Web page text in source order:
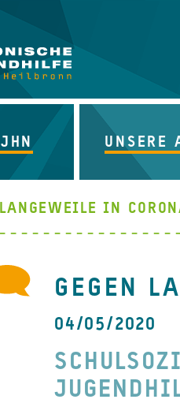
UNSERE
IN
GEGEN
04/05/2020